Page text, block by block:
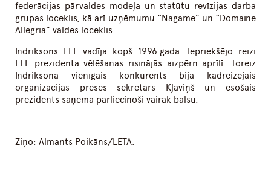
federācijas pārvaldes modeļa un statūtu revīzijas darba
grupas loceklis, kā arī uzņēmumu “Nagame” un “Domaine
Allegria” valdes loceklis.
Indriksons LFF vadīja kopš 1996.gada. Iepriekšējo reizi
LFF prezidenta vēlēšanas risinājās aizpērn aprīlī. Toreiz
Indriksona vienīgais konkurents bija kādreizējais
organizācijas preses sekretārs Kļaviņš un esošais
prezidents saņēma pārliecinoši vairāk balsu.
Ziņo: Almants Poikāns/LETA.